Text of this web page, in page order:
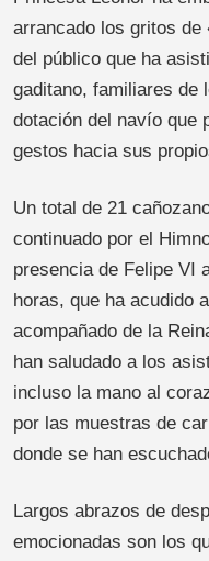
arrancado los gritos de
del público que ha
gaditano, familiares de
dotación del navío que
gestos hacia sus
Un total de 21
continuado por el
presencia de Felipe VI
horas, que ha acudido
acompañado de la
han saludado a los
incluso la mano al
por las muestras de
donde se han
Largos abrazos de
emocionadas son los